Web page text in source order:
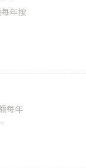
年按
每年